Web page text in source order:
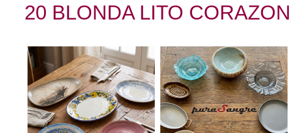
20 BLONDA LITO CORAZON